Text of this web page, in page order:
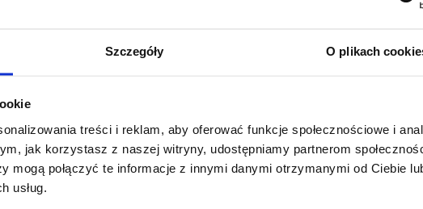
Szczegóły O plikach
treści i reklam, aby oferować funkcje społecznościowe i
jak korzystasz z naszej witryny, udostępniamy partnerom
mogą połączyć te informacje z innymi danymi otrzymanymi od Ciebie
usług.